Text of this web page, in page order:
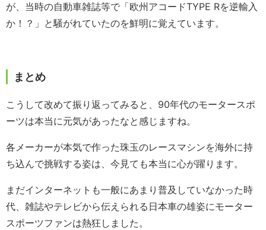
が、当時の自動車雑誌等で「欧州アコードTYPE Rを逆輸入
か！？」と騒がれていたのを鮮明に覚えています。
まとめ
こうして改めて振り返ってみると、90年代のモータースポ
ーツは本当に元気があったなと感じますね。
各メーカーが本気で作った珠玉のレースマシンを海外に持
ち込んで挑戦する姿は、今見ても本当に心が躍ります。
まだインターネットも一般にあまり普及していなかった時
代、雑誌やテレビから伝えられる日本車の雄姿にモーター
スポーツファンは熱狂しました。